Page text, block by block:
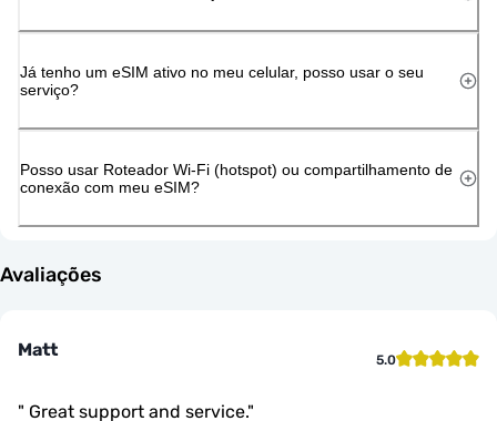
Já tenho um eSIM ativo no meu celular, posso usar o seu
serviço?
Posso usar Roteador Wi-Fi (hotspot) ou compartilhamento de
conexão com meu eSIM?
Avaliações
Matt 5.0
" Great support and service."